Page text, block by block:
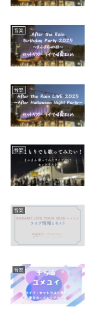
音楽
音楽
音楽
音楽
音楽